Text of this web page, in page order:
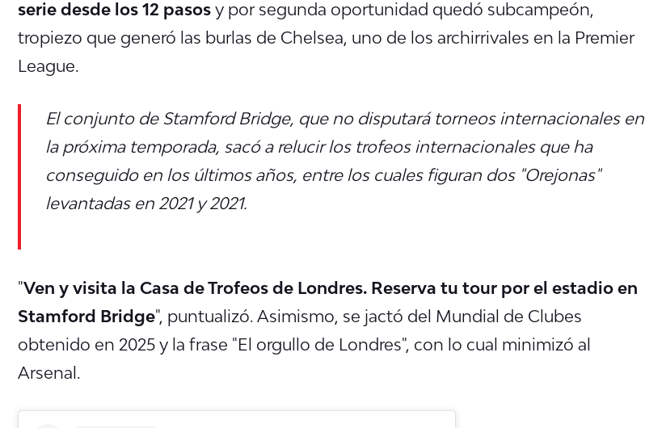
serie desde los 12 pasos y por segunda oportunidad quedó subcampeón,
tropiezo que generó las burlas de Chelsea, uno de los archirrivales en la Premier
League.
El conjunto de Stamford Bridge, que no disputará torneos internacionales en
la próxima temporada, sacó a relucir los trofeos internacionales que ha
conseguido en los últimos años, entre los cuales figuran dos "Orejonas"
levantadas en 2021 y 2021.
"Ven y visita la Casa de Trofeos de Londres. Reserva tu tour por el estadio en
Stamford Bridge", puntualizó. Asimismo, se jactó del Mundial de Clubes
obtenido en 2025 y la frase "El orgullo de Londres", con lo cual minimizó al
Arsenal.